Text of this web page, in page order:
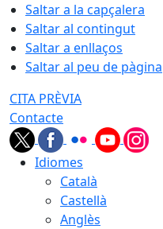
Saltar a la capçalera
Saltar al contingut
Saltar a enllaços
Saltar al peu de pàgina
CITA PRÈVIA
Contacte
Idiomes
Català
Castellà
Anglès